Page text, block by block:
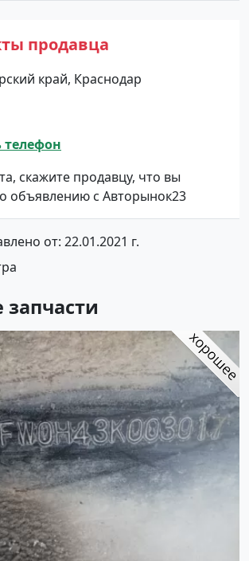
продавца
край, Краснодар
телефон
скажите продавцу, что вы
объявлению с Авторынок23
от: 22.01.2021 г.
запчасти